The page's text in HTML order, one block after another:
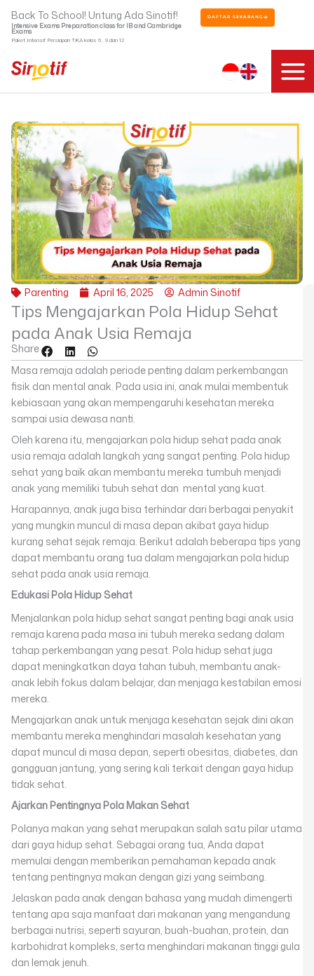
Back To School! Untung Ada Sinotif!
Intensive Exams Preparation class for IB and Cambridge
Exams
Paket Intensif Persiapan TKA kelas 6 , 9 dan 12
DAFTAR SEKARANG
content
Parenting April 16, 2025 Admin Sinotif
Tips Mengajarkan Pola Hidup Sehat
pada Anak Usia Remaja
Share
Masa remaja adalah periode penting dalam perkembangan
fisik dan mental anak. Pada usia ini, anak mulai membentuk
kebiasaan yang akan mempengaruhi kesehatan mereka
sampai usia dewasa nanti.
Oleh karena itu, mengajarkan pola hidup sehat pada anak
usia remaja adalah langkah yang sangat penting. Pola hidup
sehat yang baik akan membantu mereka tumbuh menjadi
anak yang memiliki tubuh sehat dan mental yang kuat.
Harapannya, anak juga bisa terhindar dari berbagai penyakit
yang mungkin muncul di masa depan akibat gaya hidup
kurang sehat sejak remaja. Berikut adalah beberapa tips yang
dapat membantu orang tua dalam mengajarkan pola hidup
sehat pada anak usia remaja.
Edukasi Pola Hidup Sehat
Menjalankan pola hidup sehat sangat penting bagi anak usia
remaja karena pada masa ini tubuh mereka sedang dalam
tahap perkembangan yang pesat. Pola hidup sehat juga
dapat meningkatkan daya tahan tubuh, membantu anak-
anak lebih fokus dalam belajar, dan menjaga kestabilan emosi
mereka.
Mengajarkan anak untuk menjaga kesehatan sejak dini akan
membantu mereka menghindari masalah kesehatan yang
dapat muncul di masa depan, seperti obesitas, diabetes, dan
gangguan jantung, yang sering kali terkait dengan gaya hidup
tidak sehat.
Ajarkan Pentingnya Pola Makan Sehat
Polanya makan yang sehat merupakan salah satu pilar utama
dari gaya hidup sehat. Sebagai orang tua, Anda dapat
memulai dengan memberikan pemahaman kepada anak
tentang pentingnya makan dengan gizi yang seimbang.
Jelaskan pada anak dengan bahasa yang mudah dimengerti
tentang apa saja manfaat dari makanan yang mengandung
berbagai nutrisi, seperti sayuran, buah-buahan, protein, dan
karbohidrat kompleks, serta menghindari makanan tinggi gula
dan lemak jenuh.